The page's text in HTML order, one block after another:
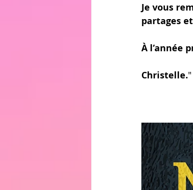
Je vous
partages
À l’année
Christelle."